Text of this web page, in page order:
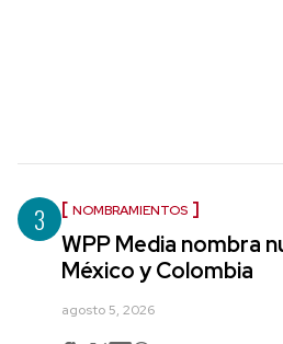
3 NOMBRAMIENTOS
WPP Media nombra
México y Colombia
agosto 5, 2026